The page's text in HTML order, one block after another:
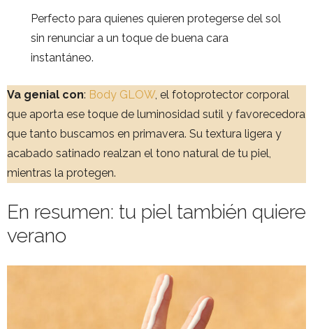
Perfecto para quienes quieren protegerse del sol
sin renunciar a un toque de buena cara
instantáneo.
Va genial con: Body GLOW, el fotoprotector corporal
que aporta ese toque de luminosidad sutil y favorecedora
que tanto buscamos en primavera. Su textura ligera y
acabado satinado realzan el tono natural de tu piel,
mientras la protegen.
En resumen: tu piel también quiere
verano